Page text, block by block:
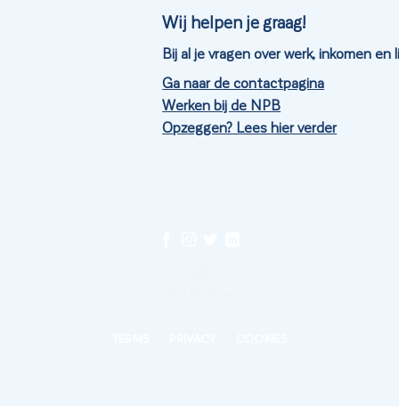
Wij helpen je graag!
Bij al je vragen over werk, inkomen en
Ga naar de contactpagina
Werken bij de NPB
Opzeggen? Lees hier verder